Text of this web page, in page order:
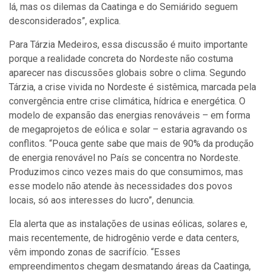
lá, mas os dilemas da Caatinga e do Semiárido seguem
desconsiderados”, explica.
Para Tárzia Medeiros, essa discussão é muito importante
porque a realidade concreta do Nordeste não costuma
aparecer nas discussões globais sobre o clima. Segundo
Tárzia, a crise vivida no Nordeste é sistêmica, marcada pela
convergência entre crise climática, hídrica e energética. O
modelo de expansão das energias renováveis – em forma
de megaprojetos de eólica e solar – estaria agravando os
conflitos. “Pouca gente sabe que mais de 90% da produção
de energia renovável no País se concentra no Nordeste.
Produzimos cinco vezes mais do que consumimos, mas
esse modelo não atende às necessidades dos povos
locais, só aos interesses do lucro”, denuncia.
Ela alerta que as instalações de usinas eólicas, solares e,
mais recentemente, de hidrogênio verde e data centers,
vêm impondo zonas de sacrifício. “Esses
empreendimentos chegam desmatando áreas da Caatinga,